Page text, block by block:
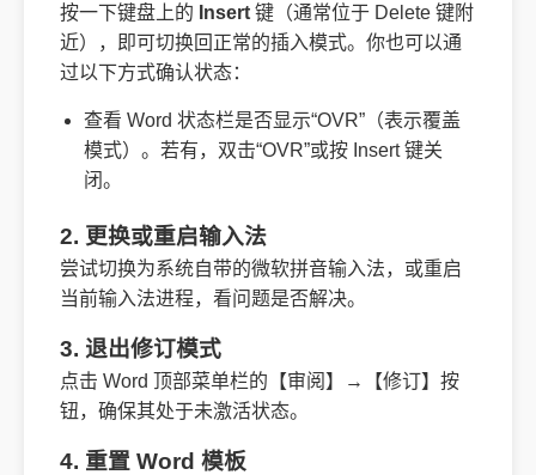
按一下键盘上的 Insert 键（通常位于 Delete 键附
近），即可切换回正常的插入模式。你也可以通
过以下方式确认状态：
查看 Word 状态栏是否显示“OVR”（表示覆盖
模式）。若有，双击“OVR”或按 Insert 键关
闭。
2. 更换或重启输入法
尝试切换为系统自带的微软拼音输入法，或重启
当前输入法进程，看问题是否解决。
3. 退出修订模式
点击 Word 顶部菜单栏的【审阅】→【修订】按
钮，确保其处于未激活状态。
4. 重置 Word 模板